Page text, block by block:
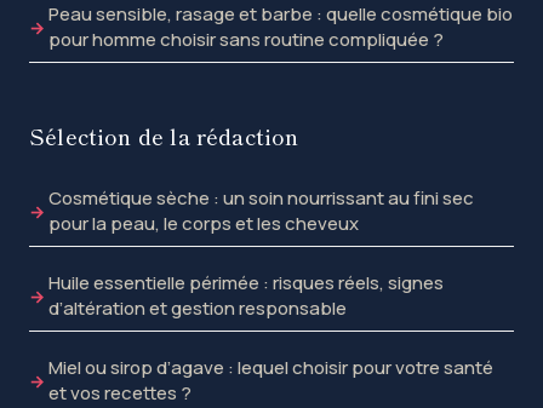
Peau sensible, rasage et barbe : quelle cosmétique bio
pour homme choisir sans routine compliquée ?
Sélection de la rédaction
Cosmétique sèche : un soin nourrissant au fini sec
pour la peau, le corps et les cheveux
Huile essentielle périmée : risques réels, signes
d’altération et gestion responsable
Miel ou sirop d’agave : lequel choisir pour votre santé
et vos recettes ?